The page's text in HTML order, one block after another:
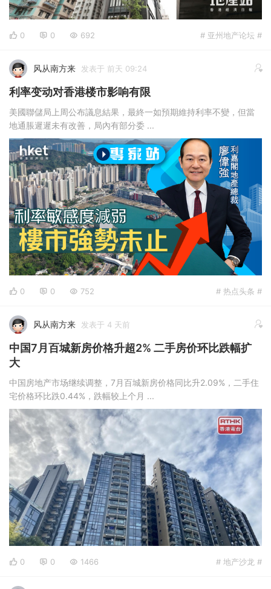
0 0 692 # 亚州地产论坛 #
风从南方来 发表于 前天 09:24
利率变动对香港楼市影响有限
美國聯儲局上周公布議息結果，最終一如預期維持利率不變，但當
地通脹遲遲未有改善，局內有部分委 ...
0 0 752 # 热点头条 #
风从南方来 发表于 4 天前
中国7月百城新房价格升超2% 二手房价环比跌幅扩
大
中国房地产市场继续调整，7月百城新房价格同比升2.09%，二手住
宅价格环比跌0.44%，跌幅较上个月 ...
0 0 1466 # 地产沙龙 #